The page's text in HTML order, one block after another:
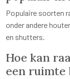
Populaire soorten
onder andere
en shutters.
Hoe kan
een ruimte